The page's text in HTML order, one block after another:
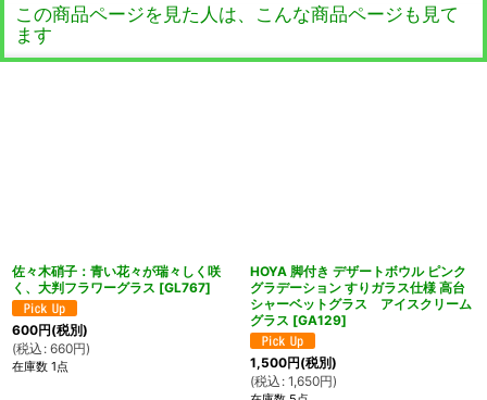
この商品ページを見た人は、こんな商品ページも見て
ます
佐々木硝子：青い花々が瑞々しく咲
く、大判フラワーグラス [GL767]
600円(税別)
(税込 : 660円)
在庫数 1点
HOYA 脚付き デザートボウル ピンク
グラデーション すりガラス仕様 高台
シャーベットグラス アイスクリーム
グラス [GA129]
1,500円(税別)
(税込 : 1,650円)